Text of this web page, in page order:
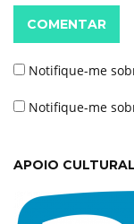
COMENTAR
Notifique-me
Notifique-me
APOIO CULTURAL